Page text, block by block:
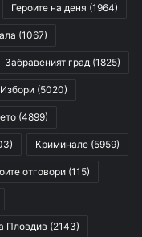
Героите на деня (1964)
(1067)
Забравеният град (1825)
Избори (5020)
(4899)
Криминале (5959)
отговори (115)
Пловдив (2143)